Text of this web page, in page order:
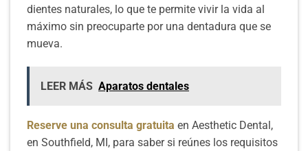
dientes naturales, lo que te permite vivir la vida al
máximo sin preocuparte por una dentadura que se
mueva.
LEER MÁS Aparatos dentales
Reserve una consulta gratuita en Aesthetic Dental,
en Southfield, MI, para saber si reúnes los requisitos